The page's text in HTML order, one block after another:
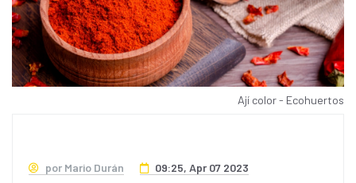
Ají color - Ecohuertos
por Mario Durán 09:25, Apr 07 2023